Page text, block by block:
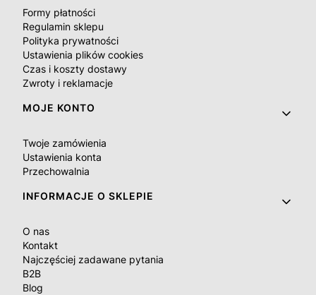
Formy płatności
Regulamin sklepu
Polityka prywatności
Ustawienia plików cookies
Czas i koszty dostawy
Zwroty i reklamacje
MOJE KONTO
Twoje zamówienia
Ustawienia konta
Przechowalnia
INFORMACJE O SKLEPIE
O nas
Kontakt
Najczęściej zadawane pytania
B2B
Blog